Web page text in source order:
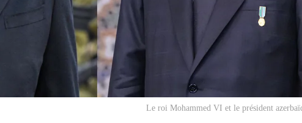
Le roi Mohammed VI et le président